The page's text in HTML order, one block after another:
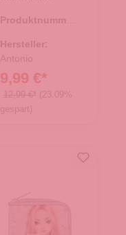
Produktnummer:
Hersteller:
Antonio
9,99 €*
12,99 €* (23.09%
gespart)